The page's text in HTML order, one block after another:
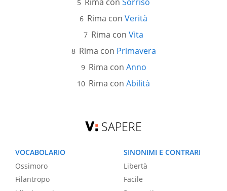
Rima con Sorriso
Rima con Verità
Rima con Vita
Rima con Primavera
Rima con Anno
Rima con Abilità
SAPERE
VOCABOLARIO
Ossimoro
Filantropo
SINONIMI E CONTRARI
Libertà
Facile